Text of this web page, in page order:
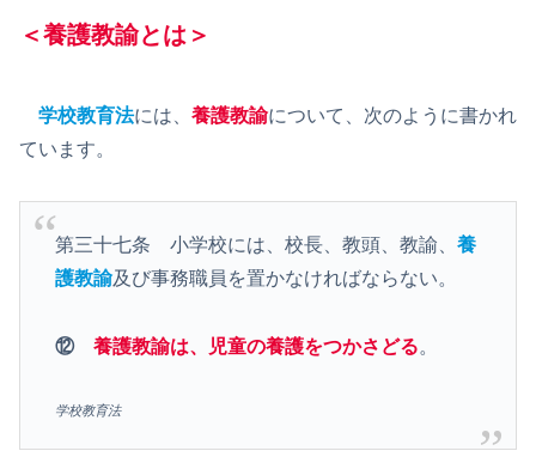
＜養護教諭とは＞
学校教育法には、 養護教諭について、次のように書かれ
ています。
第三十七条 小学校には、校長、教頭、教諭、 養
護教諭及び事務職員を置かなければならない。
⑫ 養護教諭は、児童の養護をつかさどる。
学校教育法